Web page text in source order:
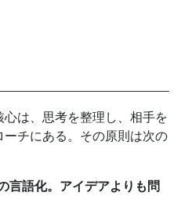
は、思考を整理し、相手を
チにある。その原則は次の
語化。アイデアよりも問